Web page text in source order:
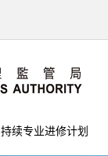
持续专业进修计划